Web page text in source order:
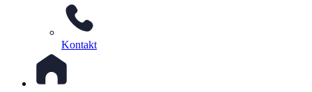
Kontakt